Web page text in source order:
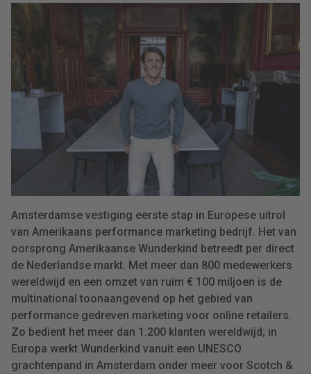
Amsterdamse vestiging eerste stap in Europese uitrol
van Amerikaans performance marketing bedrijf. Het van
oorsprong Amerikaanse Wunderkind betreedt per direct
de Nederlandse markt. Met meer dan 800 medewerkers
wereldwijd en een omzet van ruim € 100 miljoen is de
multinational toonaangevend op het gebied van
performance gedreven marketing voor online retailers.
Zo bedient het meer dan 1.200 klanten wereldwijd; in
Europa werkt Wunderkind vanuit een UNESCO
grachtenpand in Amsterdam onder meer voor Scotch &